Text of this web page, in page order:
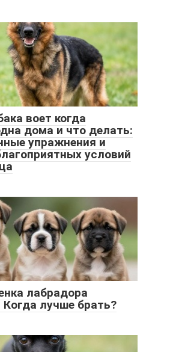
воет когда
дома и что делать:
упражнения и
условий
лабрадора
Когда лучше брать?